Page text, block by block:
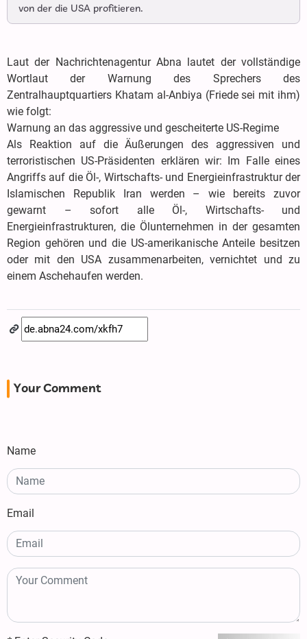
von der die USA profitieren.
Laut der Nachrichtenagentur Abna lautet der vollständige
Wortlaut der Warnung des Sprechers des
Zentralhauptquartiers Khatam al-Anbiya (Friede sei mit ihm)
wie folgt:
Warnung an das aggressive und gescheiterte US-Regime
Als Reaktion auf die Äußerungen des aggressiven und
terroristischen US-Präsidenten erklären wir: Im Falle eines
Angriffs auf die Öl-, Wirtschafts- und Energieinfrastruktur der
Islamischen Republik Iran werden – wie bereits zuvor
gewarnt – sofort alle Öl-, Wirtschafts- und
Energieinfrastrukturen, die Ölunternehmen in der gesamten
Region gehören und die US-amerikanische Anteile besitzen
oder mit den USA zusammenarbeiten, vernichtet und zu
einem Aschehaufen werden.
Your Comment
Name
Email